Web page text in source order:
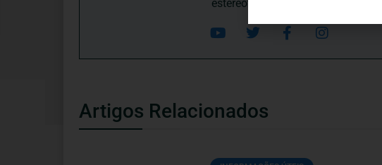
estereótipos negativos
Artigos Relacionados